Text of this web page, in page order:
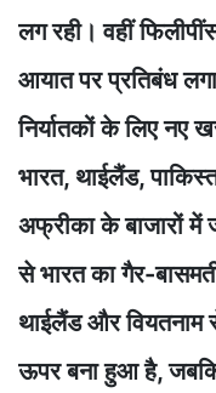
लग रही। वहीं
आयात पर प्रतिबंध
निर्यातकों के लिए नए
भारत, थाईलैंड,
अफ्रीका के बाजारों में
से भारत का गैर-
थाईलैंड और वियतनाम
ऊपर बना हुआ है,